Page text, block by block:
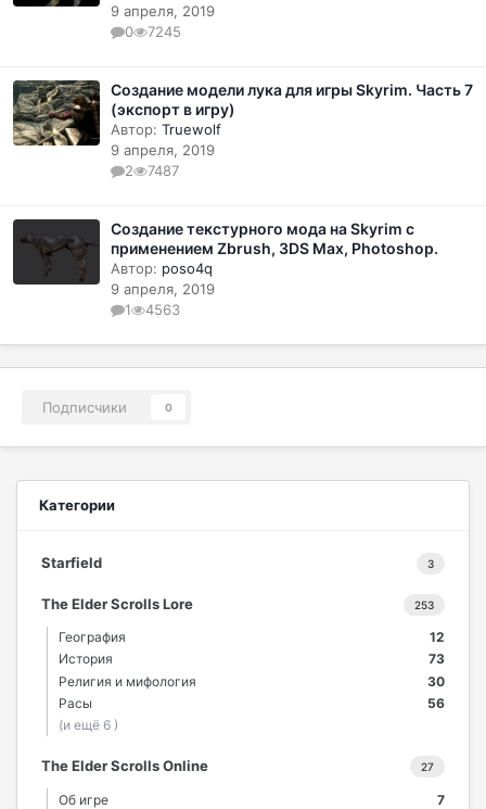
9 апреля, 2019
0
7245
Cоздание модели лука для игры Skyrim. Часть 7
(экспорт в игру)
Автор: Truewolf
9 апреля, 2019
2
7487
Создание текстурного мода на Skyrim с
применением Zbrush, 3DS Max, Photoshop.
Автор: poso4q
9 апреля, 2019
1
4563
Подписчики 0
Категории
3
Starfield
253
The Elder Scrolls Lore
12
География
73
История
30
Религия и мифология
56
Расы
(и ещё 6 )
27
The Elder Scrolls Online
7
Об игре